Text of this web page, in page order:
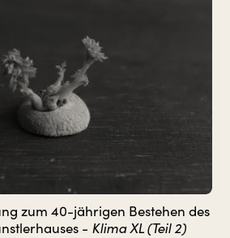
zum 40-jährigen Bestehen des
- Klima XL (Teil 2)